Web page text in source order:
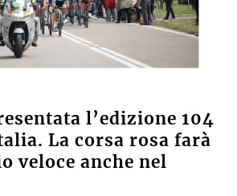
l’edizione 104
La corsa rosa farà
veloce anche nel